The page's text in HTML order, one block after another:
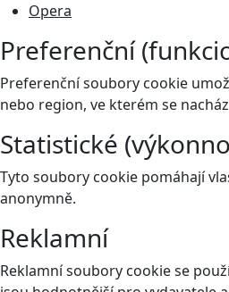
Opera
Preferenční
Preferenční soubory cookie
nebo region, ve kterém se
Statistické
Tyto soubory cookie pomáhají
anonymně.
Reklamní
Reklamní soubory cookie se